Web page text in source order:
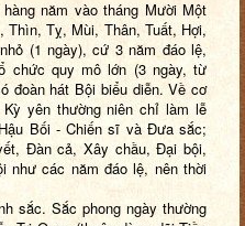
năm vào tháng Mười Một
Tỵ, Mùi, Thân, Tuất, Hợi,
(1 ngày), cứ 3 năm đáo lệ,
chức quy mô lớn (3 ngày, từ
đoàn hát Bội biểu diễn. Về cơ
yên thường niên chỉ làm lễ
Bối - Chiến sĩ và Đưa sắc;
Đàn cả, Xây chầu, Đại bội,
như các năm đáo lệ, nên thời
sắc. Sắc phong ngày thường